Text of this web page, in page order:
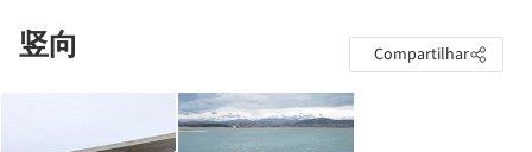
竖向 Compartilhar